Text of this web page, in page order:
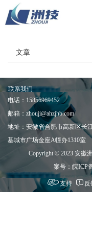
文章
联系我们
Copyright © 2023 安徽
案号：皖ICP
电话： 15856969452
邮箱：zhouji@ahzjhb.com
地址：安徽省合肥市高新区长
基城市广场金座A幢办1310室
支持